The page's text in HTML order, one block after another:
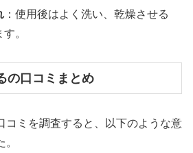
：使用後はよく洗い、乾燥させる
。
の口コミまとめ
コミを調査すると、以下のような意